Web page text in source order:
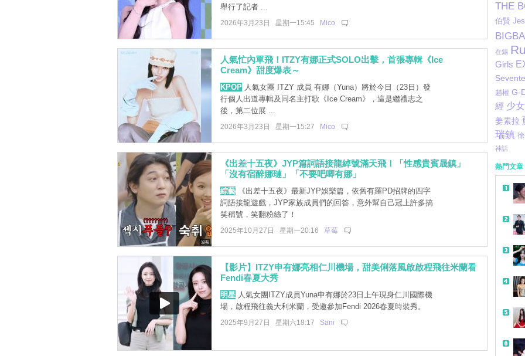
舉行了記者 ...
2026年3月23日 星期一15:45 Mico
人氣忙內單飛！ITZY有娜正式SOLO出擊，首張專輯《Ice
Cream》甜度爆表～
KPOP人氣女團 ITZY 成員 有娜（Yuna）將於今日（23日）發
行個人出道專輯及同名主打歌《Ice Cream》，這是繼禮志之
後，第二位展 ...
2026年3月23日 星期一15:27 Mico
《出差十五夜》JYP篇詞語接龍綽號滿天飛！「性感貴賓晟鎮」
「沒有宿醉娜璉」「不要吧唧有娜」
綜藝《出差十五夜》最新JYP娛樂篇，依舊有羅PD招牌的四字
詞語接龍遊戲，JYP家族成員們的回答，意外幫自己冠上許多搞
笑稱號，笑翻粉絲了！
2025年10月27日 星期一20:16 草莓
【影片】ITZY申有娜亮相仁川機場，甜美俐落風啟啟程飛往米蘭看
Fendi春夏大秀
明星人氣女團ITZY成員Yuna申有娜於23日上午現身仁川國際機
場，啟程飛往義大利米蘭，受邀參加Fendi 2026春夏時裝秀。
2025年9月27日 星期六18:17 Sani
THE
伯賢
在錫
Girls
趙權 G-
經 少
姜素拉
瑞鎮
神話
熱門文章